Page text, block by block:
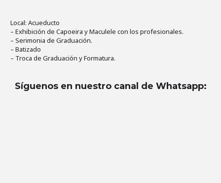
Local: Acueducto
– Exhibición de Capoeira y Maculele con los profesionales.
– Serimonia de Graduación.
– Batizado
– Troca de Graduación y Formatura.
Síguenos en nuestro canal de Whatsapp: